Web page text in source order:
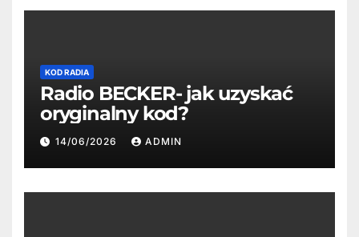
KOD RADIA
Radio BECKER- jak uzyskać
oryginalny kod?
14/06/2026 ADMIN